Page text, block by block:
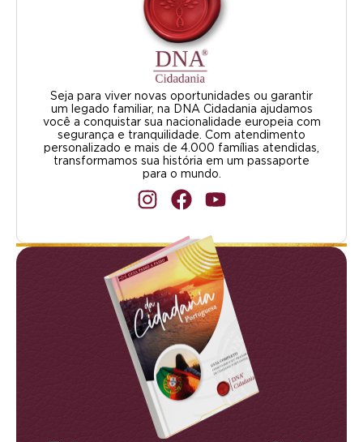
Seja para viver novas oportunidades ou garantir
um legado familiar, na DNA Cidadania ajudamos
você a conquistar sua nacionalidade europeia com
segurança e tranquilidade. Com atendimento
personalizado e mais de 4.000 famílias atendidas,
transformamos sua história em um passaporte
para o mundo.